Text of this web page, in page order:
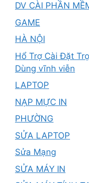
DV CÀI PHẦN
GAME
HÀ NỘI
Hổ Trợ Cài Đặt
Dùng vĩnh viễn
LAPTOP
NẠP MỰC IN
PHƯỜNG
SỬA LAPTOP
Sửa Mạng
SỬA MÁY IN